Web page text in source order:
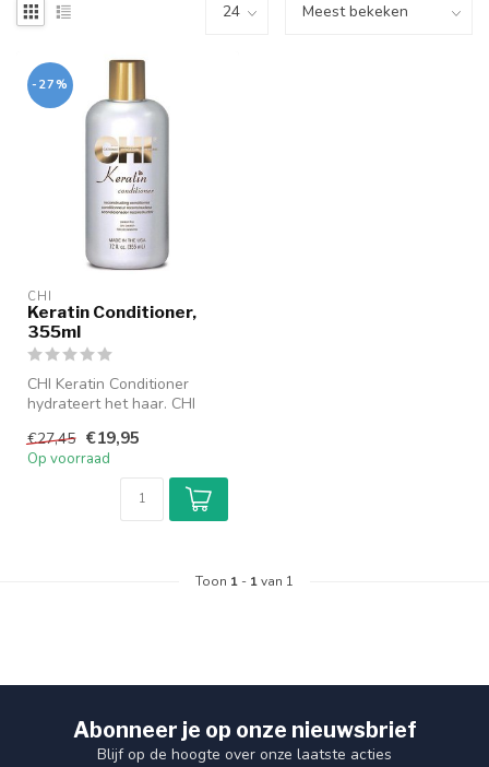
-27%
CHI
Keratin Conditioner,
355ml
CHI Keratin Conditioner
hydrateert het haar. CHI
beschermt h...
€27,45 €19,95
Op voorraad
Toon 1 - 1van 1
Abonneer je op onze nieuwsbrief
Blijf op de hoogte over onze laatste acties